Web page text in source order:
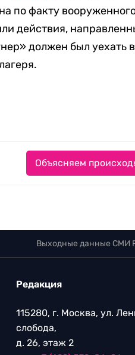
по факту
действия,
должен был уехать
Объясняем
Выходные данные СМИ
Редакция
115280, г. Москва, ул.
слобода,
д. 26, этаж 2